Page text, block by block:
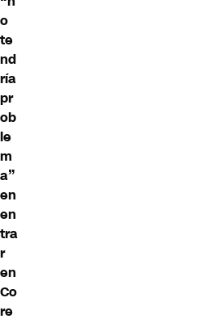
o
te
nd
ría
pr
ob
le
m
a”
en
en
tra
r
en
Co
re